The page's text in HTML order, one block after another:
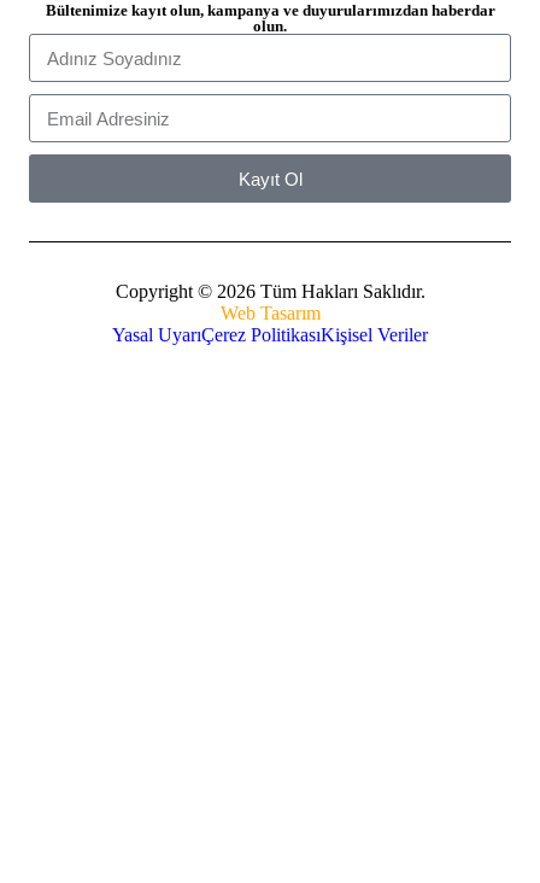
Bültenimize kayıt olun, kampanya ve duyurularımızdan haberdar
olun.
Kayıt Ol
Copyright © 2026 Tüm Hakları Saklıdır.
Web Tasarım
Yasal UyarıÇerez PolitikasıKişisel Veriler